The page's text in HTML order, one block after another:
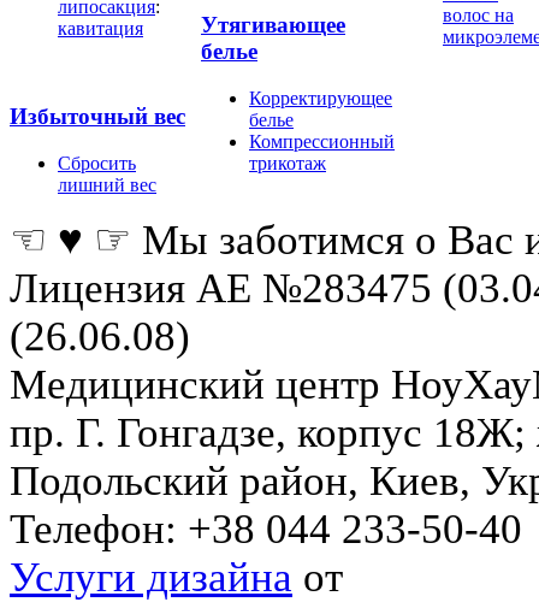
липосакция:
кавитация
Избыточный вес
Сбросить
лишний вес
Утягивающее
белье
Корректирующее
белье
Компрессионный
трикотаж
волос на
☜ ♥ ☞ Мы заботимся о Вас
Лицензия АЕ №283475
(26.06.08)
Медицинский центр
пр. Г. Гонгадзе, корпус
Подольский район, Киев,
Телефон: +38 044 233-50-40
Услуги дизайна от